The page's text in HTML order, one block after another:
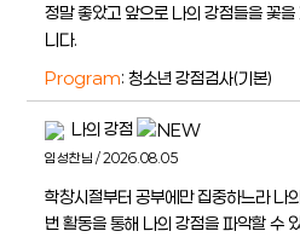
정말 좋았고 앞으로 나의 강점들을 꽃
니다.
Program: 청소년 강점검사(기본)
나의 강점
임성찬님 / 2026.08.05
학창시절부터 공부에만 집중하느라 나
번 활동을 통해 나의 강점을 파악할 수